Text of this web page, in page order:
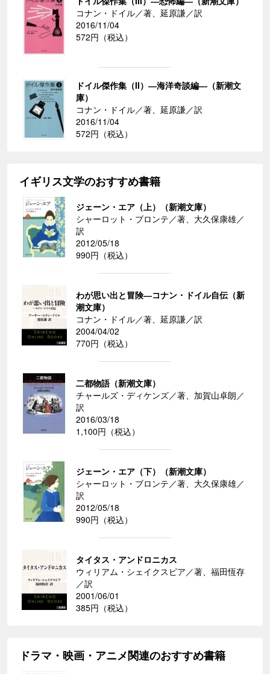
コナン・ドイル／著、延原謙／訳
2016/11/04
572円（税込）
ドイル傑作集（II）―海洋奇談編―（新潮文
庫）
コナン・ドイル／著、延原謙／訳
2016/11/04
572円（税込）
イギリス文学のおすすめ書籍
ジェーン・エア（上）（新潮文庫）
シャーロット・ブロンテ／著、大久保康雄／
訳
2012/05/18
990円（税込）
わが思い出と冒険―コナン・ドイル自伝（新
潮文庫）
コナン・ドイル／著、延原謙／訳
2004/04/02
770円（税込）
二都物語（新潮文庫）
チャールズ・ディケンズ／著、加賀山卓朗／
訳
2016/03/18
1,100円（税込）
ジェーン・エア（下）（新潮文庫）
シャーロット・ブロンテ／著、大久保康雄／
訳
2012/05/18
990円（税込）
タイタス・アンドロニカス
ウィリアム・シェイクスピア／著、福田恆存
／訳
2001/06/01
385円（税込）
ドラマ・映画・アニメ関連のおすすめ書籍